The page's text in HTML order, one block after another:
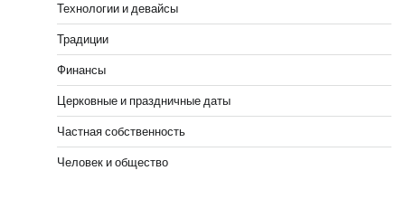
Технологии и девайсы
Традиции
Финансы
Церковные и праздничные даты
Частная собственность
Человек и общество